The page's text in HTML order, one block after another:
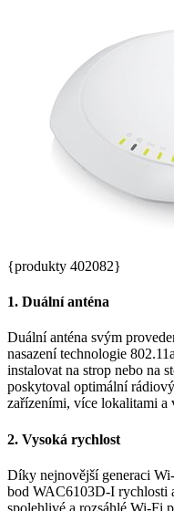
{produkty 402082}
1. Duální anténa
Duální anténa svým
nasazení technologie
instalovat na strop nebo na
poskytoval optimální
zařízeními, více lokalitami a
2. Vysoká rychlost
Díky nejnovější generaci
bod WAC6103D-I rychlosti
spolehlivé a rozsáhlé Wi-Fi